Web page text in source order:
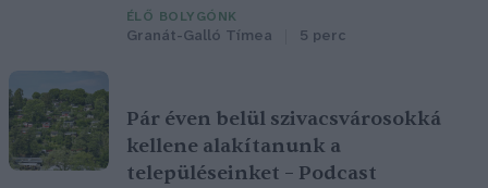
ÉLŐ BOLYGÓNK
Granát-Galló Tímea 5 perc
Pár éven belül szivacsvárosokká
kellene alakítanunk a
településeinket – Podcast